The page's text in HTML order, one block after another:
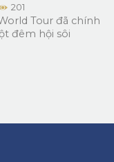
201
Tour đã chính
đêm hội sôi